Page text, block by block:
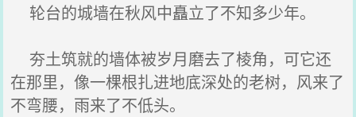
轮台的城墙在秋风中矗立了不知多少年。
夯土筑就的墙体被岁月磨去了棱角，可它还
在那里，像一棵根扎进地底深处的老树，风来了
不弯腰，雨来了不低头。